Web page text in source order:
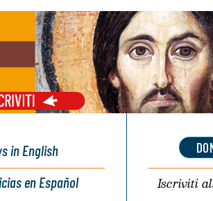
in English
en Español Iscriviti